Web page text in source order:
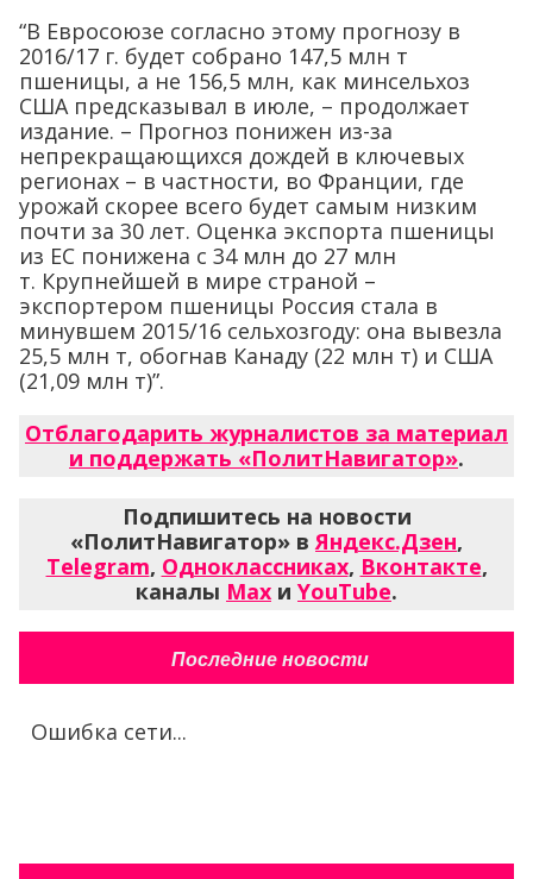
“В Евросоюзе согласно этому прогнозу в
2016/17 г. будет собрано 147,5 млн т
пшеницы, а не 156,5 млн, как минсельхоз
США предсказывал в июле, – продолжает
издание. – Прогноз понижен из-за
непрекращающихся дождей в ключевых
регионах – в частности, во Франции, где
урожай скорее всего будет самым низким
почти за 30 лет. Оценка экспорта пшеницы
из ЕС понижена с 34 млн до 27 млн
т. Крупнейшей в мире страной –
экспортером пшеницы Россия стала в
минувшем 2015/16 сельхозгоду: она вывезла
25,5 млн т, обогнав Канаду (22 млн т) и США
(21,09 млн т)”.
Отблагодарить журналистов за материал
и поддержать «ПолитНавигатор».
Подпишитесь на новости
«ПолитНавигатор» в Яндекс.Дзен,
Telegram, Одноклассниках, Вконтакте,
каналы Max и YouTube.
Последние новости
Ошибка сети...